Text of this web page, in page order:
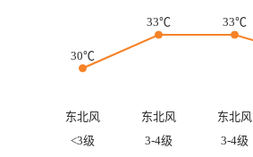
30℃
33℃
33℃
东北风 东北风 东北风
<3级
3-4级 3-4级